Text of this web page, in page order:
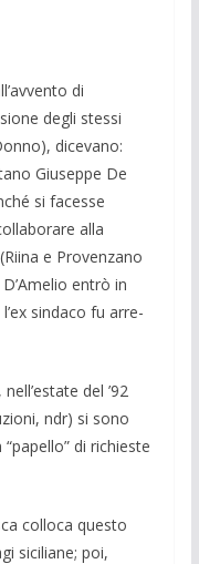
di
degli stessi
dicevano:
Giu­seppe De
si facesse
alla
e Provenzan­o
entrò in
sindaco fu arre­
del ’92
ndr) si sono
di richieste
colloca questo
sicilia­ne; poi,